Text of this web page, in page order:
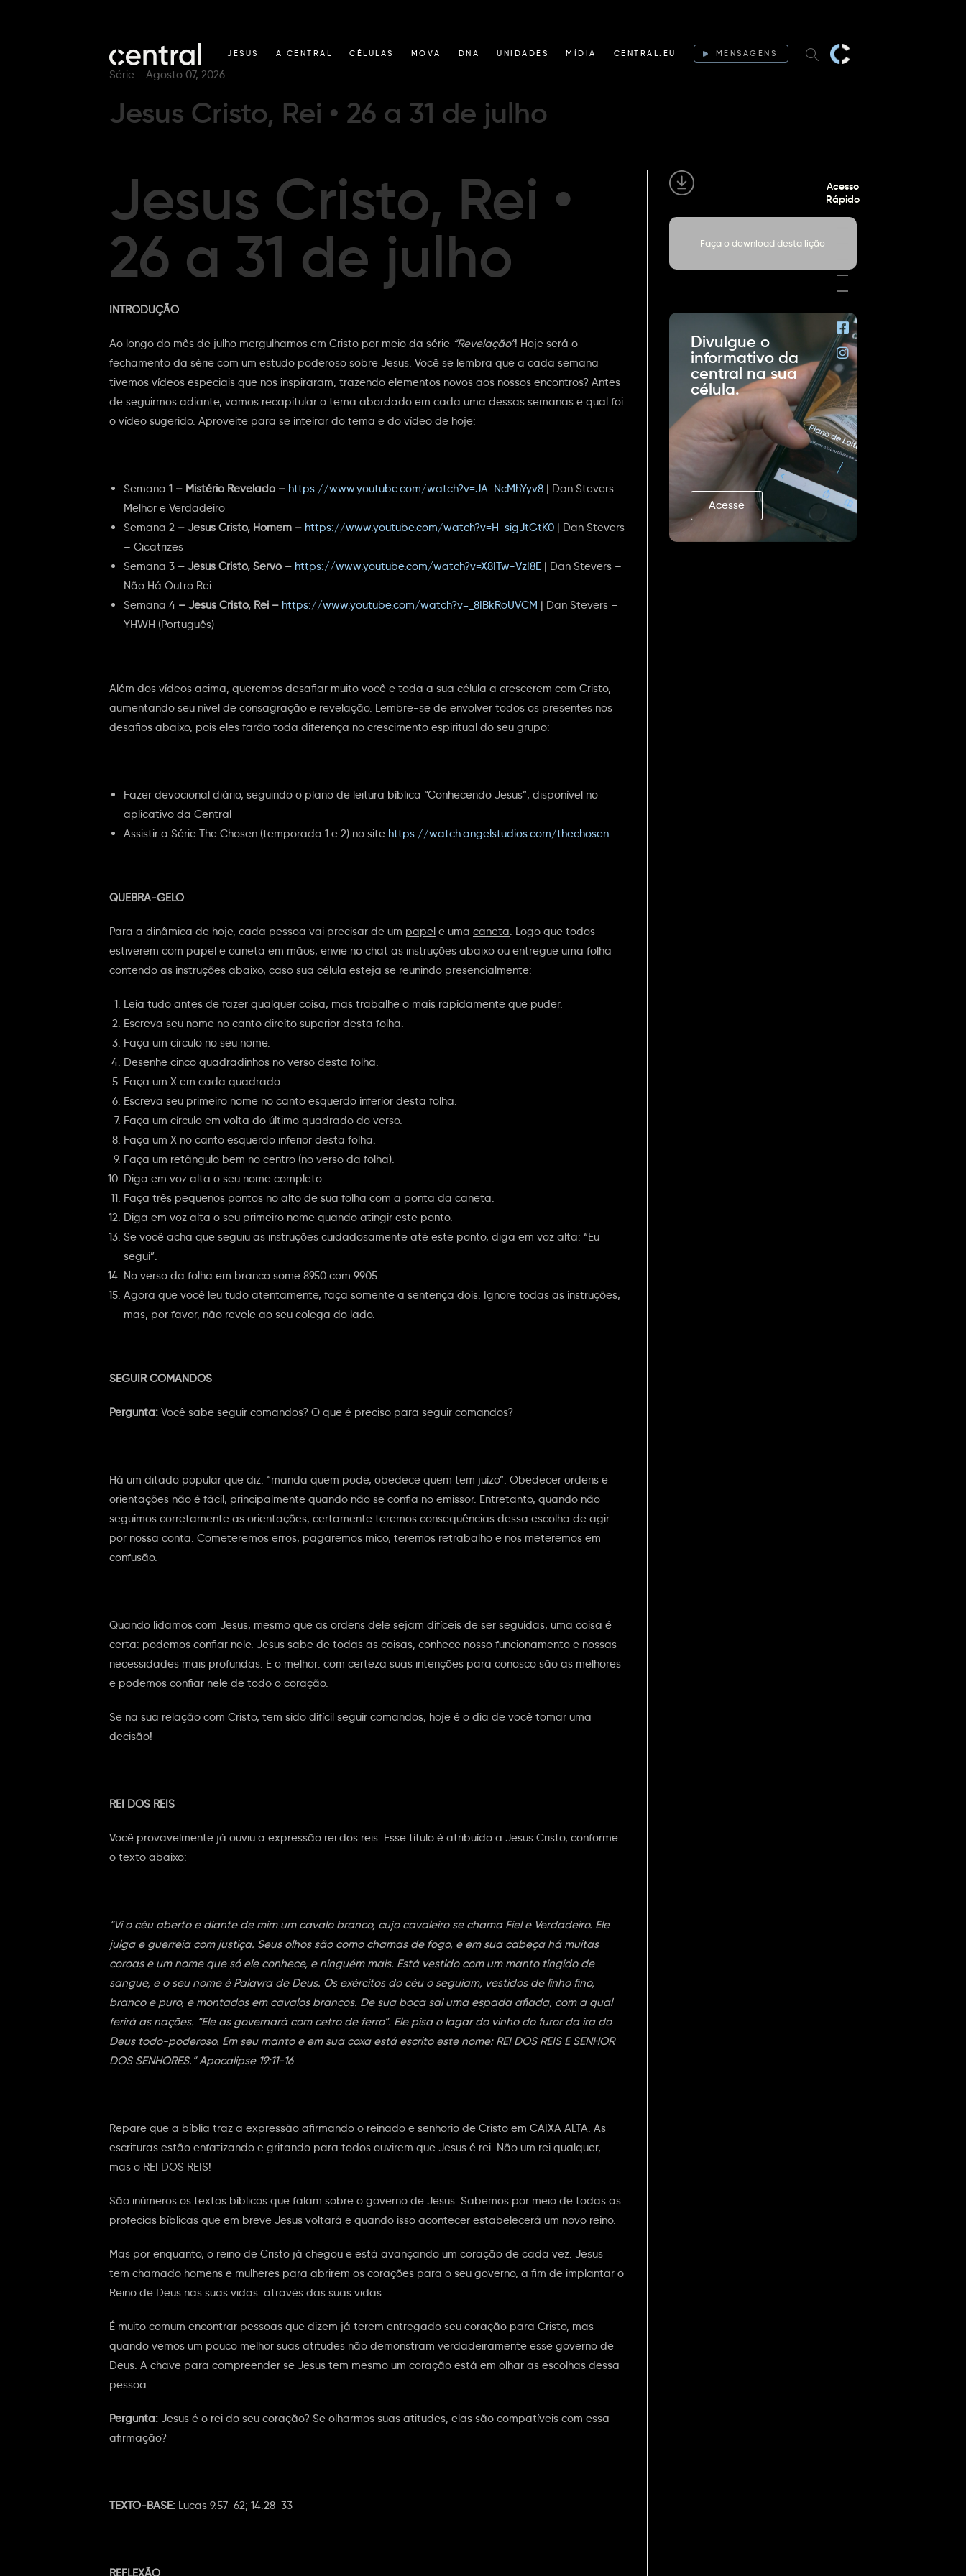
Acesso
Rápido
JESUS A CENTRAL CÉLULAS MOVA DNA UNIDADES MÍDIA CENTRAL.EU MENSAGENS
Série - Agosto 07, 2026
Jesus Cristo, Rei • 26 a 31 de julho
Jesus Cristo, Rei •
26 a 31 de julho
INTRODUÇÃO
Ao longo do mês de julho mergulhamos em Cristo por meio da série “Revelação”! Hoje será o
fechamento da série com um estudo poderoso sobre Jesus. Você se lembra que a cada semana
tivemos vídeos especiais que nos inspiraram, trazendo elementos novos aos nossos encontros? Antes
de seguirmos adiante, vamos recapitular o tema abordado em cada uma dessas semanas e qual foi
o vídeo sugerido. Aproveite para se inteirar do tema e do vídeo de hoje:
Semana 1 – Mistério Revelado – https://www.youtube.com/watch?v=JA-NcMhYyv8 | Dan Stevers –
Melhor e Verdadeiro
Semana 2 – Jesus Cristo, Homem – https://www.youtube.com/watch?v=H-sigJtGtK0 | Dan Stevers
– Cicatrizes
Semana 3 – Jesus Cristo, Servo – https://www.youtube.com/watch?v=X8ITw-VzI8E | Dan Stevers –
Não Há Outro Rei
Semana 4 – Jesus Cristo, Rei – https://www.youtube.com/watch?v=_8IBkRoUVCM | Dan Stevers –
YHWH (Português)
Além dos vídeos acima, queremos desafiar muito você e toda a sua célula a crescerem com Cristo,
aumentando seu nível de consagração e revelação. Lembre-se de envolver todos os presentes nos
desafios abaixo, pois eles farão toda diferença no crescimento espiritual do seu grupo:
Fazer devocional diário, seguindo o plano de leitura bíblica “Conhecendo Jesus”, disponível no
aplicativo da Central
Assistir a Série The Chosen (temporada 1 e 2) no site https://watch.angelstudios.com/thechosen
QUEBRA-GELO
Para a dinâmica de hoje, cada pessoa vai precisar de um papel e uma caneta. Logo que todos
estiverem com papel e caneta em mãos, envie no chat as instruções abaixo ou entregue uma folha
contendo as instruções abaixo, caso sua célula esteja se reunindo presencialmente:
Leia tudo antes de fazer qualquer coisa, mas trabalhe o mais rapidamente que puder.
Escreva seu nome no canto direito superior desta folha.
Faça um círculo no seu nome.
Desenhe cinco quadradinhos no verso desta folha.
Faça um X em cada quadrado.
Escreva seu primeiro nome no canto esquerdo inferior desta folha.
Faça um círculo em volta do último quadrado do verso.
Faça um X no canto esquerdo inferior desta folha.
Faça um retângulo bem no centro (no verso da folha).
Diga em voz alta o seu nome completo.
Faça três pequenos pontos no alto de sua folha com a ponta da caneta.
Diga em voz alta o seu primeiro nome quando atingir este ponto.
Se você acha que seguiu as instruções cuidadosamente até este ponto, diga em voz alta: “Eu
segui”.
No verso da folha em branco some 8950 com 9905.
Agora que você leu tudo atentamente, faça somente a sentença dois. Ignore todas as instruções,
mas, por favor, não revele ao seu colega do lado.
SEGUIR COMANDOS
Pergunta: Você sabe seguir comandos? O que é preciso para seguir comandos?
Há um ditado popular que diz: “manda quem pode, obedece quem tem juízo”. Obedecer ordens e
orientações não é fácil, principalmente quando não se confia no emissor. Entretanto, quando não
seguimos corretamente as orientações, certamente teremos consequências dessa escolha de agir
por nossa conta. Cometeremos erros, pagaremos mico, teremos retrabalho e nos meteremos em
confusão.
Quando lidamos com Jesus, mesmo que as ordens dele sejam difíceis de ser seguidas, uma coisa é
certa: podemos confiar nele. Jesus sabe de todas as coisas, conhece nosso funcionamento e nossas
necessidades mais profundas. E o melhor: com certeza suas intenções para conosco são as melhores
e podemos confiar nele de todo o coração.
Se na sua relação com Cristo, tem sido difícil seguir comandos, hoje é o dia de você tomar uma
decisão!
REI DOS REIS
Você provavelmente já ouviu a expressão rei dos reis. Esse título é atribuído a Jesus Cristo, conforme
o texto abaixo:
“Vi o céu aberto e diante de mim um cavalo branco, cujo cavaleiro se chama Fiel e Verdadeiro. Ele
julga e guerreia com justiça. Seus olhos são como chamas de fogo, e em sua cabeça há muitas
coroas e um nome que só ele conhece, e ninguém mais. Está vestido com um manto tingido de
sangue, e o seu nome é Palavra de Deus. Os exércitos do céu o seguiam, vestidos de linho fino,
branco e puro, e montados em cavalos brancos. De sua boca sai uma espada afiada, com a qual
ferirá as nações. “Ele as governará com cetro de ferro”. Ele pisa o lagar do vinho do furor da ira do
Deus todo-poderoso. Em seu manto e em sua coxa está escrito este nome: REI DOS REIS E SENHOR
DOS SENHORES.” Apocalipse 19:11-16
Repare que a bíblia traz a expressão afirmando o reinado e senhorio de Cristo em CAIXA ALTA. As
escrituras estão enfatizando e gritando para todos ouvirem que Jesus é rei. Não um rei qualquer,
mas o REI DOS REIS!
São inúmeros os textos bíblicos que falam sobre o governo de Jesus. Sabemos por meio de todas as
profecias bíblicas que em breve Jesus voltará e quando isso acontecer estabelecerá um novo reino.
Mas por enquanto, o reino de Cristo já chegou e está avançando um coração de cada vez. Jesus
tem chamado homens e mulheres para abrirem os corações para o seu governo, a fim de implantar o
Reino de Deus nas suas vidas através das suas vidas.
É muito comum encontrar pessoas que dizem já terem entregado seu coração para Cristo, mas
quando vemos um pouco melhor suas atitudes não demonstram verdadeiramente esse governo de
Deus. A chave para compreender se Jesus tem mesmo um coração está em olhar as escolhas dessa
pessoa.
Pergunta: Jesus é o rei do seu coração? Se olharmos suas atitudes, elas são compatíveis com essa
afirmação?
TEXTO-BASE: Lucas 9.57-62; 14.28-33
REFLEXÃO
Faça o download desta lição
Divulgue o
informativo da
central na sua
célula.
Acesse